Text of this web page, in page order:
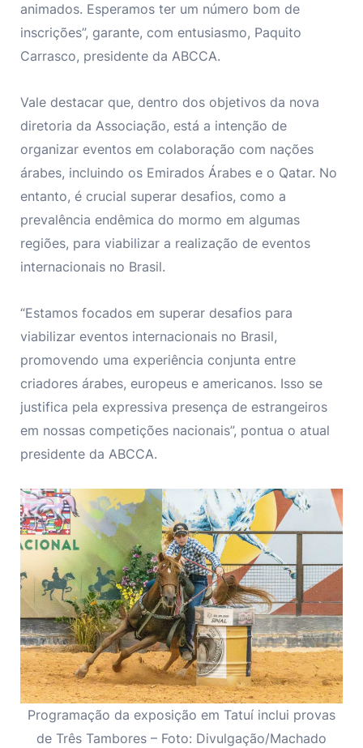
animados. Esperamos ter um número bom de
inscrições”, garante, com entusiasmo, Paquito
Carrasco, presidente da ABCCA.
Vale destacar que, dentro dos objetivos da nova
diretoria da Associação, está a intenção de
organizar eventos em colaboração com nações
árabes, incluindo os Emirados Árabes e o Qatar. No
entanto, é crucial superar desafios, como a
prevalência endêmica do mormo em algumas
regiões, para viabilizar a realização de eventos
internacionais no Brasil.
“Estamos focados em superar desafios para
viabilizar eventos internacionais no Brasil,
promovendo uma experiência conjunta entre
criadores árabes, europeus e americanos. Isso se
justifica pela expressiva presença de estrangeiros
em nossas competições nacionais”, pontua o atual
presidente da ABCCA.
Programação da exposição em Tatuí inclui provas
de Três Tambores – Foto: Divulgação/Machado